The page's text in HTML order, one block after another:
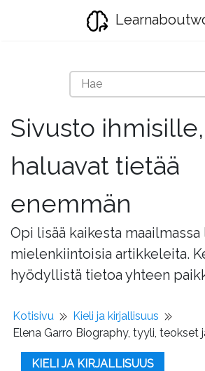
Sivusto
haluavat tietää
enemmän
Opi lisää kaikesta
mielenkiintoisia artikkeleita.
hyödyllistä tietoa yhteen
Kotisivu
Kieli ja kirjallisuus
Elena Garro Biography, tyyli, teokset
KIELI JA KIRJALLISUUS